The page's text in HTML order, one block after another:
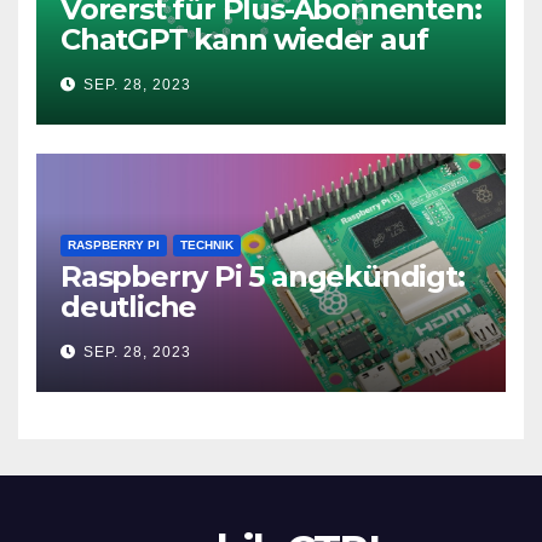
Vorerst für Plus-Abonnenten:
ChatGPT kann wieder auf
das Internet zugreifen
SEP. 28, 2023
RASPBERRY PI TECHNIK
Raspberry Pi 5 angekündigt:
deutliche
Leistungssteigerung und bis
zu 2x 4K60
SEP. 28, 2023